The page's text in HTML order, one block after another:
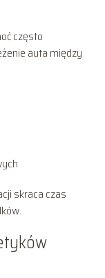
często
auta między
skraca czas